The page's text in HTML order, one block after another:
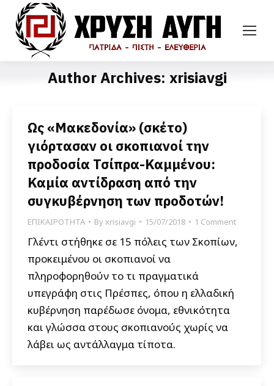
Author Archives: xrisiavgi
Ως «Μακεδονία» (σκέτο)
γιόρτασαν οι σκοπιανοί την
προδοσία Τσίπρα-Καμμένου:
Καμία αντίδραση από την
συγκυβέρνηση των προδοτών!
ΕΠΙΚΑΙΡΟΤΗΤΑ Byxrisiavgi 15/07/2018 1 Comment
Γλέντι στήθηκε σε 15 πόλεις των Σκοπίων,
προκειμένου οι σκοπιανοί να
πληροφορηθούν το τι πραγματικά
υπεγράφη στις Πρέσπες, όπου η ελλαδική
κυβέρνηση παρέδωσε όνομα, εθνικότητα
και γλώσσα στους σκοπιανούς χωρίς να
λάβει ως αντάλλαγμα τίποτα.